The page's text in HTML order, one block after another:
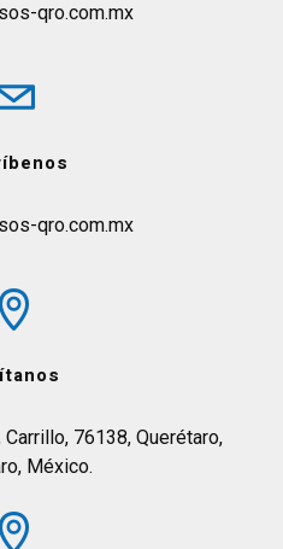
qro.com.mx
qro.com.mx
76138, Querétaro,
México.